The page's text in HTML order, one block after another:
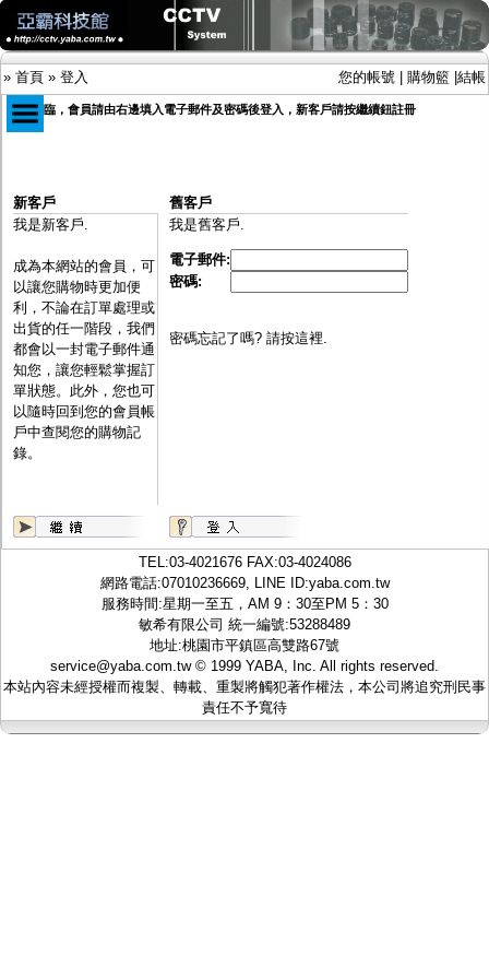
» 首頁 » 登入 您的帳號 購物籃 結帳
限時促銷特惠專案
IP網路攝影機及錄放影機
AHD DVR數位錄放影機
AHD半球型(適用屋內)
AHD中小型紅外線攝影機(適用騎樓、室內外)
AHD防護罩型攝影機(適用屋外，紅外線照射
距離遠）
AHD特殊功能型攝影機
旋轉型攝影機.旋轉台
傳統高解析攝影機
鏡頭
投光設備
網路設備
視訊轉換設備
雜訊改善器
分配放大器
懶人線.同軸線.花線
線頭.插座.延長線.HDMI線
變壓器.避雷器
歡迎光臨，會員請由右邊填入電子郵件及密碼後登入，新客戶請按繼續鈕註冊
新客戶
我是新客戶.
成為本網站的會員，可
以讓您購物時更加便
利，不論在訂單處理或
出貨的任一階段，我們
都會以一封電子郵件通
知您，讓您輕鬆掌握訂
單狀態。此外，您也可
以隨時回到您的會員帳
戶中查閱您的購物記
錄。
舊客戶
我是舊客戶.
電子郵件:
密碼:
密碼忘記了嗎? 請按這裡.
TEL:03-4021676FAX:03-4024086
網路電話:07010236669, LINE ID:yaba.com.tw
服務時間:星期一至五，AM 9：30至PM 5：30
敏希有限公司 統一編號:53288489
地址:桃園市平鎮區高雙路67號
service@yaba.com.tw© 1999 YABA, Inc. All rights reserved.
本站內容未經授權而複製、轉載、重製將觸犯著作權法，本公司將追究刑民事
責任不予寬待